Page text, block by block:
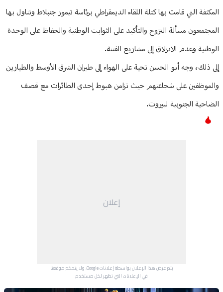
المكثفة التي قامت بها كتلة اللقاء الديمقراطي برئاسة تيمور جنبلاط وتناول بها
المجتمعون مسألة النزوح والتأكيد على الثوابت الوطنية والحفاظ على الوحدة
الوطنية وعدم الانزلاق إلى مشاريع الفتنة.
إلى ذلك، وجه أبو الحسن تحية على الهواء إلى طيران الشرق الأوسط والطيارين
والموظفين على شجاعتهم حيث تزامن هبوط إحدى الطائرات مع قصف
الضاحية الجنوبية لبيروت.
إعلان
يتم عرض هذا الإعلان بواسطة إعلانات Google، ولا يتحكم موقعنا
في الإعلانات التي تظهر لكل مستخدم.